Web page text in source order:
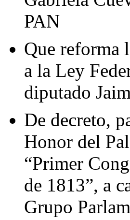
PAN
Que reforma
a la Ley
diputado
De decreto,
Honor del
“Primer
de 1813”, a
Grupo